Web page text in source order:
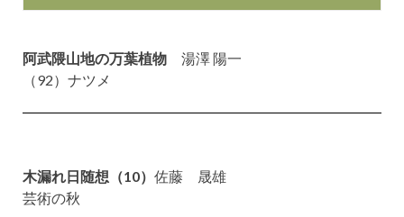
阿武隈山地の万葉植物 湯澤 陽一
（92）ナツメ
木漏れ日随想（10） 佐藤 晟雄
芸術の秋